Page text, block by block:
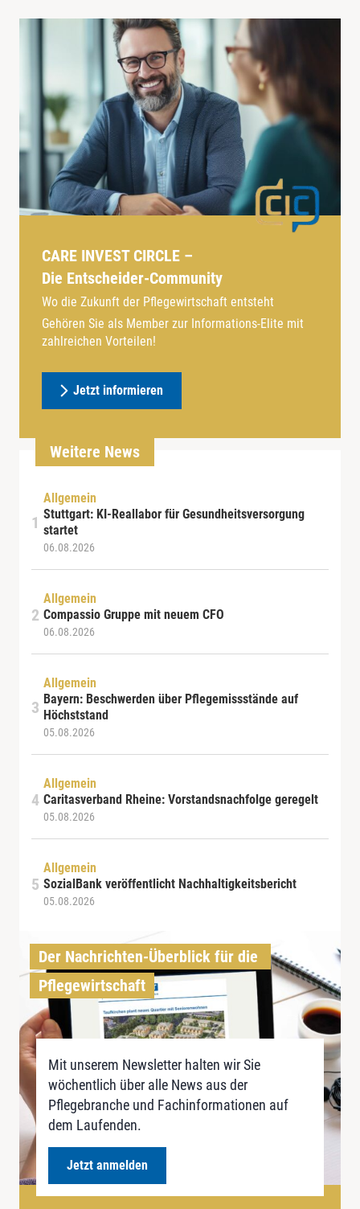
CARE INVEST CIRCLE –
Die Entscheider-Community
Wo die Zukunft der Pflegewirtschaft entsteht
Gehören Sie als Member zur Informations-Elite mit
zahlreichen Vorteilen!
Jetzt informieren
Weitere News
Allgemein
Stuttgart: KI-Reallabor für Gesundheitsversorgung
startet
06.08.2026
Allgemein
Compassio Gruppe mit neuem CFO
06.08.2026
Allgemein
Bayern: Beschwerden über Pflegemissstände auf
Höchststand
05.08.2026
Allgemein
Caritasverband Rheine: Vorstandsnachfolge geregelt
05.08.2026
Allgemein
SozialBank veröffentlicht Nachhaltigkeitsbericht
05.08.2026
Der Nachrichten-Überblick für die
Pflegewirtschaft
Mit unserem Newsletter halten wir Sie
wöchentlich über alle News aus der
Pflegebranche und Fachinformationen auf
dem Laufenden.
Jetzt anmelden